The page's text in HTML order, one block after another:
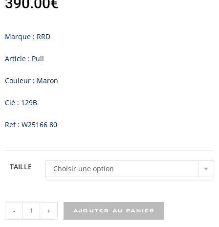
Marque : RRD
Article : Pull
Couleur : Maron
Clé : 129B
Ref : W25166 80
TAILLE Choisir une option
- + AJOUTER AU PANIER